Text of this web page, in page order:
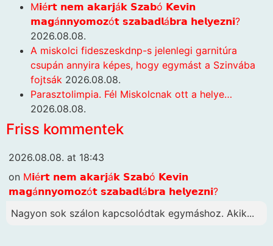
M𝗶é𝗿𝘁 𝗻𝗲𝗺 𝗮𝗸𝗮𝗿𝗷á𝗸 𝗦𝘇𝗮𝗯ó 𝗞𝗲𝘃𝗶𝗻
𝗺𝗮𝗴á𝗻𝗻𝘆𝗼𝗺𝗼𝘇ó𝘁 𝘀𝘇𝗮𝗯𝗮𝗱𝗹á𝗯𝗿𝗮 𝗵𝗲𝗹𝘆𝗲𝘇𝗻𝗶?
2026.08.08.
A miskolci fideszeskdnp-s jelenlegi garnitúra
csupán annyira képes, hogy egymást a Szinvába
fojtsák 2026.08.08.
Parasztolimpia. Fél Miskolcnak ott a helye…
2026.08.08.
Friss kommentek
2026.08.08. at 18:43
on M𝗶é𝗿𝘁 𝗻𝗲𝗺 𝗮𝗸𝗮𝗿𝗷á𝗸 𝗦𝘇𝗮𝗯ó 𝗞𝗲𝘃𝗶𝗻
𝗺𝗮𝗴á𝗻𝗻𝘆𝗼𝗺𝗼𝘇ó𝘁 𝘀𝘇𝗮𝗯𝗮𝗱𝗹á𝗯𝗿𝗮 𝗵𝗲𝗹𝘆𝗲𝘇𝗻𝗶?
Nagyon sok szálon kapcsolódtak egymáshoz. Akik...